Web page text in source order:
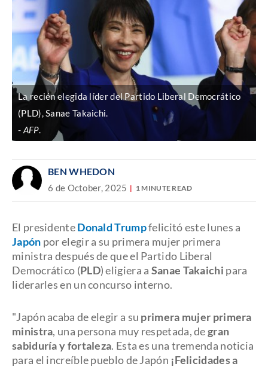
La recién elegida líder del Partido Liberal Democrático
(PLD), Sanae Takaichi.
AFP.
BEN WHEDON
6 de October, 2025 1 MINUTE READ
El presidenteDonald Trumpfelicitó este lunes a
Japón por elegir a su primera mujer primera
ministra después de que el Partido Liberal
Democrático (PLD) eligiera a Sanae Takaichi para
liderarles en un concurso interno.
"Japón acaba de elegir a su primera mujer primera
ministra, una persona muy respetada, degran
sabiduría y fortaleza. Esta es una tremenda noticia
para el increíble pueblo de Japón ¡Felicidades a